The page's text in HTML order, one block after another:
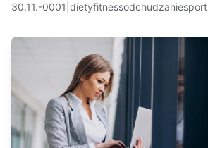
30.11.-0001 dietyfitnessodchudzaniesport